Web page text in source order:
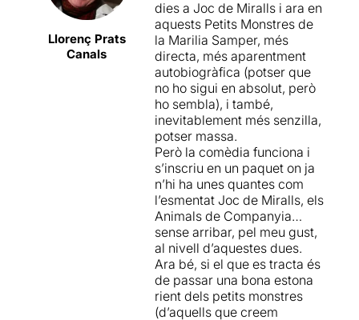
externa a l’altura de les
circumstàncies tot i que,
malgrat això, l’espectacle té
un bon ritme i aconsegueix
fer passar una bona estona.
Llorenç Prats
Canals
dies a Joc de Miralls i ara en
aquests Petits Monstres de
la Marilia Samper, més
directa, més aparentment
autobiogràfica (potser que
no ho sigui en absolut, però
ho sembla), i també,
inevitablement més senzilla,
potser massa.
Però la comèdia funciona i
s’inscriu en un paquet on ja
n’hi ha unes quantes com
l’esmentat Joc de Miralls, els
Animals de Companyia…
sense arribar, pel meu gust,
al nivell d’aquestes dues.
Ara bé, si el que es tracta és
de passar una bona estona
rient dels petits monstres
(d’aquells que creem